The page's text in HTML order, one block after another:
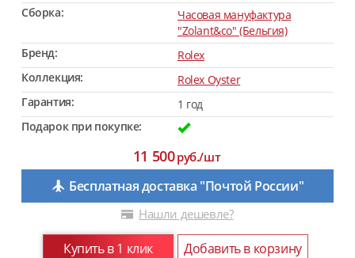
Сборка:
Часовая мануфактура
"Zolant&co" (Бельгия)
Бренд:
Rolex
Коллекция:
Rolex Oyster
Гарантия:
1 год
Подарок при покупке:
11 500руб./шт
Бесплатная доставка "Почтой России"
Нашли дешевле?
Купить в 1 клик Добавить в корзину